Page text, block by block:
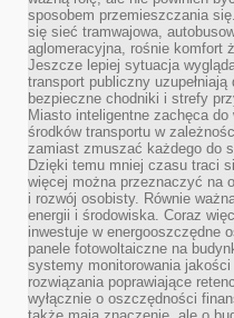
sposobem przemieszczania
się sieć tramwajowa,
aglomeracyjna, rośnie komfort
Jeszcze lepiej sytuacja
transport publiczny uzupełniają
bezpieczne chodniki i strefy
Miasto inteligentne zachęca do
środków transportu w
zamiast zmuszać każdego do
Dzięki temu mniej czasu traci
więcej można przeznaczyć na
i rozwój osobisty. Równie
energii i środowiska. Coraz
inwestuje w energooszczędne
panele fotowoltaiczne na
systemy monitorowania jakości
rozwiązania poprawiające
wyłącznie o oszczędności